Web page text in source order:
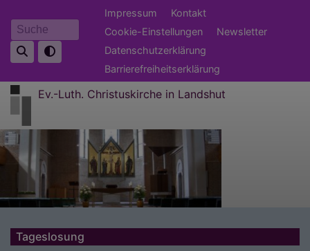
zum
Inhalt
Suche
Fußbereichsmenü
Impressum
Kontakt
Cookie-Einstellungen
Newsletter
Datenschutzerklärung
Barrierefreiheitserklärung
Ev.-Luth. Christuskirche in Landshut
Tageslosung